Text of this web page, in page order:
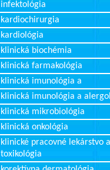
infektológia
kardiochirurgia
kardiológia
klinická biochémia
klinická farmakológia
klinická imunológia a
klinická imunológia a
klinická mikrobiológia
klinická onkológia
klinické pracovné lekárstvo
toxikológia